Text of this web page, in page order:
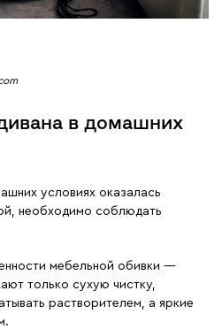
в домашних
условиях оказалась
необходимо соблюдать
мебельной обивки —
только сухую чистку,
растворителем, а яркие